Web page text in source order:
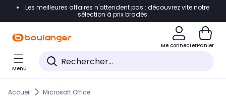
Accéder directement à la navigation
Accéder directement au pied de page
Accéder directement au chatbot
Les meilleures affaires n'attendent pas : découvrez vite notre
sélection à prix bradés.
Me connecterPanier
Menu
Accueil Microsoft Office